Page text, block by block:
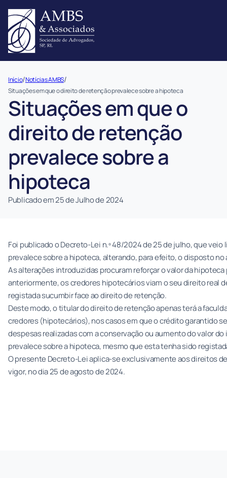
Início/Notícias AMBS/
Situações em que o direito de retenção prevalece sobre a hipoteca
Situações em que o
direito de retenção
prevalece sobre a
hipoteca
Publicado em 25 de Julho de 2024
Foi publicado o Decreto-Lei n.º 48/2024 de 25 de julho, que
prevalece sobre a hipoteca, alterando, para efeito, o disposto no
As alterações introduzidas procuram reforçar o valor da
anteriormente, os credores hipotecários viam o seu direito real
registada sucumbir face ao direito de retenção.
Deste modo, o titular do direito de retenção apenas terá a
credores (hipotecários), nos casos em que o crédito garantido
despesas realizadas com a conservação ou aumento do valor
prevalece sobre a hipoteca, mesmo que esta tenha sido
O presente Decreto-Lei aplica-se exclusivamente aos direitos
vigor, no dia 25 de agosto de 2024.